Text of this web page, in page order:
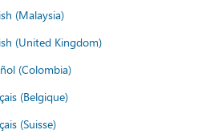
(Malaysia)
(United Kingdom)
(Colombia)
(Belgique)
(Suisse)